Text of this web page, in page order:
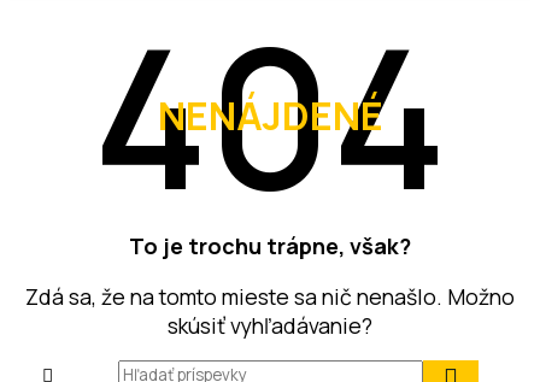
NENÁJDENÉ
To je trochu trápne, však?
Zdá sa, že na tomto mieste sa nič nenašlo. Možno
skúsiť vyhľadávanie?